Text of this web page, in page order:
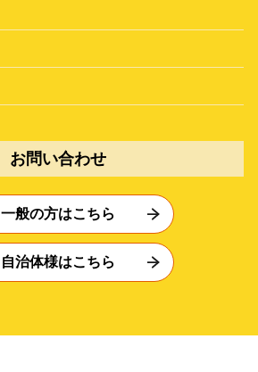
お問い合わせ
一般の方はこちら
自治体様はこちら